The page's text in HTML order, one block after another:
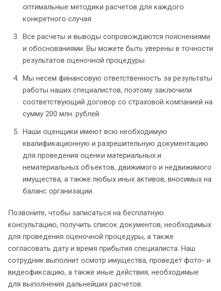
оптимальные методики расчетов для каждого
конкретного случая.
Все расчеты и выводы сопровождаются пояснениями
и обоснованиями. Вы можете быть уверены в точности
результатов оценочной процедуры.
Мы несем финансовую ответственность за результаты
работы наших специалистов, поэтому заключили
соответствующий договор со страховой компанией на
сумму 200 млн. рублей.
Наши оценщики имеют всю необходимую
квалификационную и разрешительную документацию
для проведения оценки материальных и
нематериальных объектов, движимого и недвижимого
имущества, а также любых иных активов, вносимых на
баланс организации.
Позвоните, чтобы записаться на бесплатную
консультацию, получить список документов, необходимых
для проведения оценочной процедуры, а также
согласовать дату и время прибытия специалиста. Наш
сотрудник выполнит осмотр имущества, проведет фото- и
видеофиксацию, а также иные действия, необходимые
для выполнения дальнейших расчетов.